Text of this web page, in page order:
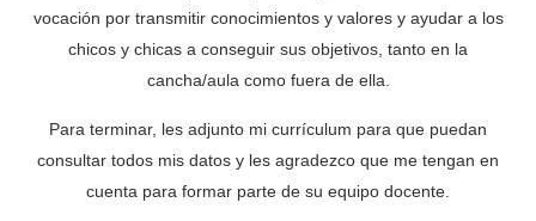
vocación por transmitir conocimientos y valores y ayudar a los
chicos y chicas a conseguir sus objetivos, tanto en la
cancha/aula como fuera de ella.
Para terminar, les adjunto mi currículum para que puedan
consultar todos mis datos y les agradezco que me tengan en
cuenta para formar parte de su equipo docente.